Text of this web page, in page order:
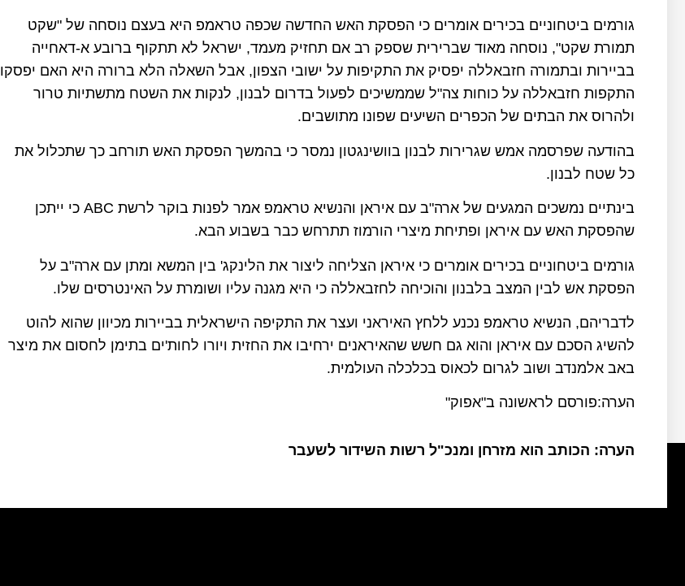
גורמים ביטחוניים בכירים אומרים כי הפסקת האש החדשה שכפה טראמפ היא בעצם נוסחה של "שקט
תמורת שקט", נוסחה מאוד שברירית שספק רב אם תחזיק מעמד, ישראל לא תתקוף ברובע א-דאחייה
בביירות ובתמורה חזבאללה יפסיק את התקיפות על ישובי הצפון, אבל השאלה הלא ברורה היא האם יפסקו
התקפות חזבאללה על כוחות צה"ל שממשיכים לפעול בדרום לבנון, לנקות את השטח מתשתיות טרור
ולהרוס את הבתים של הכפרים השיעים שפונו מתושבים.
בהודעה שפרסמה אמש שגרירות לבנון בוושינגטון נמסר כי בהמשך הפסקת האש תורחב כך שתכלול את
כל שטח לבנון.
בינתיים נמשכים המגעים של ארה"ב עם איראן והנשיא טראמפ אמר לפנות בוקר לרשת ABC כי ייתכן
שהפסקת האש עם איראן ופתיחת מיצרי הורמוז תתרחש כבר בשבוע הבא.
גורמים ביטחוניים בכירים אומרים כי איראן הצליחה ליצור את הלינקג' בין המשא ומתן עם ארה"ב על
הפסקת אש לבין המצב בלבנון והוכיחה לחזבאללה כי היא מגנה עליו ושומרת על האינטרסים שלו.
לדבריהם, הנשיא טראמפ נכנע ללחץ האיראני ועצר את התקיפה הישראלית בביירות מכיוון שהוא להוט
להשיג הסכם עם איראן והוא גם חשש שהאיראנים ירחיבו את החזית ויורו לחות'ים בתימן לחסום את מיצר
באב אלמנדב ושוב לגרום לכאוס בכלכלה העולמית.
הערה:פורסם לראשונה ב"אפוק"
הערה: הכותב הוא מזרחן ומנכ"ל רשות השידור לשעבר